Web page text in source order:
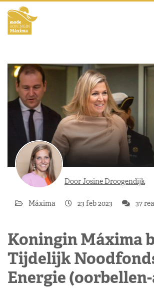
Door Josine Droogendijk
Máxima 23 feb 2023 37
Koningin Máxima
Tijdelijk
Energie